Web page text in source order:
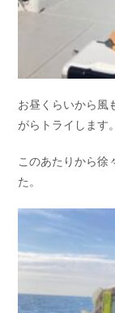
お昼くらいから風
がらトライします。
このあたりから徐
た。